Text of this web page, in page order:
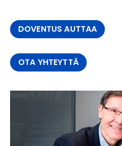
DOVENTUS AUTTAA
OTA YHTEYTTÄ